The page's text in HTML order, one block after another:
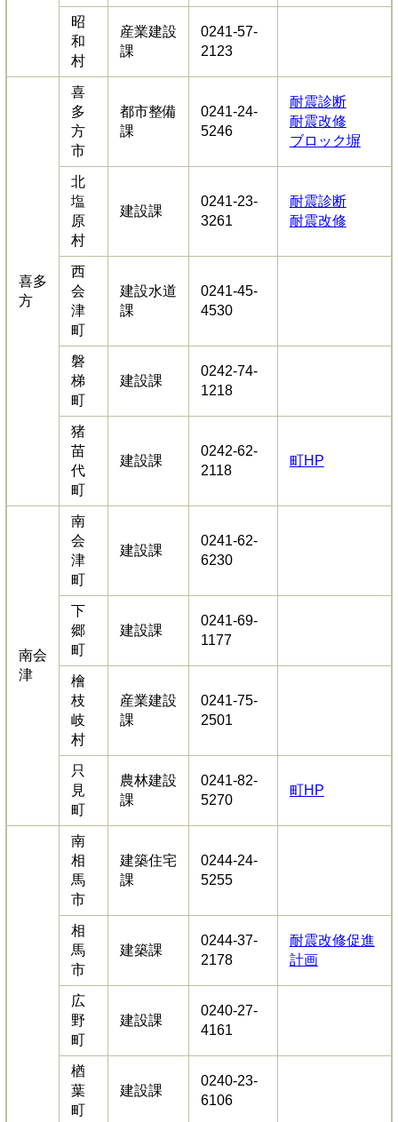
昭
和
村
産業建設
課
0241-57-
2123
喜多
方
喜
多
方
市
都市整備
課
0241-24-
5246
耐震診断
耐震改修
ブロック塀
北
塩
原
村
建設課
0241-23-
3261
耐震診断
耐震改修
西
会
津
町
建設水道
課
0241-45-
4530
磐
梯
町
建設課
0242-74-
1218
猪
苗
代
町
建設課
0242-62-
2118
町HP
南会
津
南
会
津
町
建設課
0241-62-
6230
下
郷
町
建設課
0241-69-
1177
檜
枝
岐
村
産業建設
課
0241-75-
2501
只
見
町
農林建設
課
0241-82-
5270
町HP
南
相
馬
市
建築住宅
課
0244-24-
5255
相
馬
市
建築課
0244-37-
2178
耐震改修促進
計画
広
野
町
建設課
0240-27-
4161
楢
葉
町
建設課
0240-23-
6106